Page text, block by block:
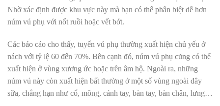
Nhờ xác định được khu vực này mà bạn có thể phân biệt dễ hơn
núm vú phụ với nốt ruồi hoặc vết bớt.
Các báo cáo cho thấy, tuyến vú phụ thường xuất hiện chủ yếu ở
nách với tỷ lệ 60 đến 70%. Bên cạnh đó, núm vú phụ cũng có thể
xuất hiện ở vùng xương ức hoặc trên âm hộ. Ngoài ra, những
núm vú này còn xuất hiện bất thường ở một số vùng ngoài dây
sữa, chẳng hạn như cổ, mông, cánh tay, bàn tay, bàn chân, lưng…